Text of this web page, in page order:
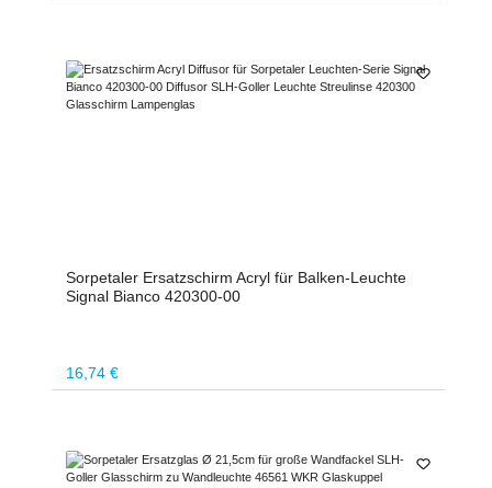
Sorpetaler Ersatzschirm Acryl für Balken-Leuchte
Signal Bianco 420300-00
Regulärer Preis:
16,74 €